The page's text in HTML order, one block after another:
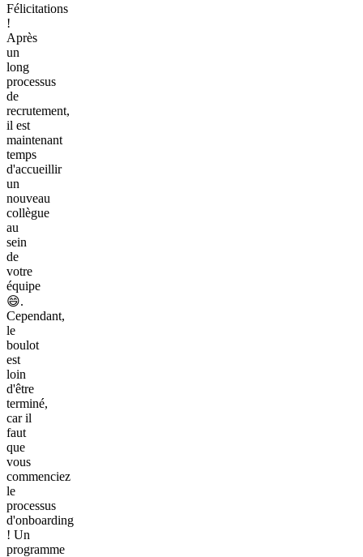
Félicitations
!
Après
un
long
processus
de
recrutement,
il est
maintenant
temps
d'accueillir
un
nouveau
collègue
au
sein
de
votre
équipe
😄.
Cependant,
le
boulot
est
loin
d'être
terminé,
car il
faut
que
vous
commenciez
le
processus
d'onboarding
! Un
programme